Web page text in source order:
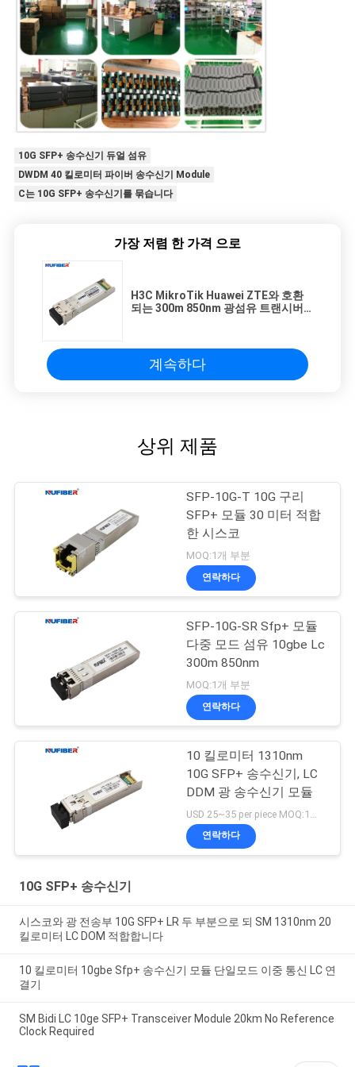
10G SFP+ 송수신기 듀얼 섬유
DWDM 40 킬로미터 파이버 송수신기 Module
C는 10G SFP+ 송수신기를 묶습니다
가장 저렴 한 가격 으로
H3C MikroTik Huawei ZTE와 호환
되는 300m 850nm 광섬유 트랜시버
계속하다
상위 제품
SFP-10G-T 10G 구리
SFP+ 모듈 30 미터 적합
한 시스코
MOQ:1개 부분
연락하다
SFP-10G-SR Sfp+ 모듈
다중 모드 섬유 10gbe Lc
300m 850nm
MOQ:1개 부분
연락하다
10 킬로미터 1310nm
10G SFP+ 송수신기, LC
DDM 광 송수신기 모듈
연락하다
10G SFP+ 송수신기
시스코와 광 전송부 10G SFP+ LR 두 부분으로 되 SM 1310nm 20
킬로미터 LC DOM 적합합니다
10 킬로미터 10gbe Sfp+ 송수신기 모듈 단일모드 이중 통신 LC 연
결기
SM Bidi LC 10ge SFP+ Transceiver Module 20km No Reference
Clock Required